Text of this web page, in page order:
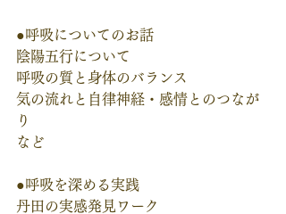
●呼吸についてのお話
陰陽五行について
呼吸の質と身体のバランス
気の流れと自律神経・感情とのつなが
り
など
●呼吸を深める実践
丹田の実感発見ワーク